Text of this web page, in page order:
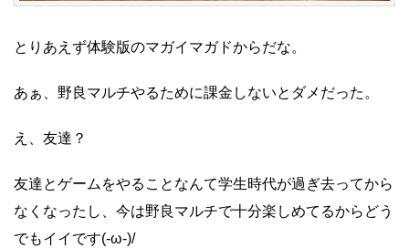
とりあえず体験版のマガイマガドからだな。
あぁ、野良マルチやるために課金しないとダメだった。
え、友達？
友達とゲームをやることなんて学生時代が過ぎ去ってから
なくなったし、今は野良マルチで十分楽しめてるからどう
でもイイです(-ω-)/